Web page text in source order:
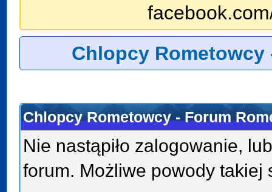
Chlopcy Rometowcy
Chlopcy Rometowcy - Forum
Nie nastąpiło zalogowanie,
forum. Możliwe powody takiej